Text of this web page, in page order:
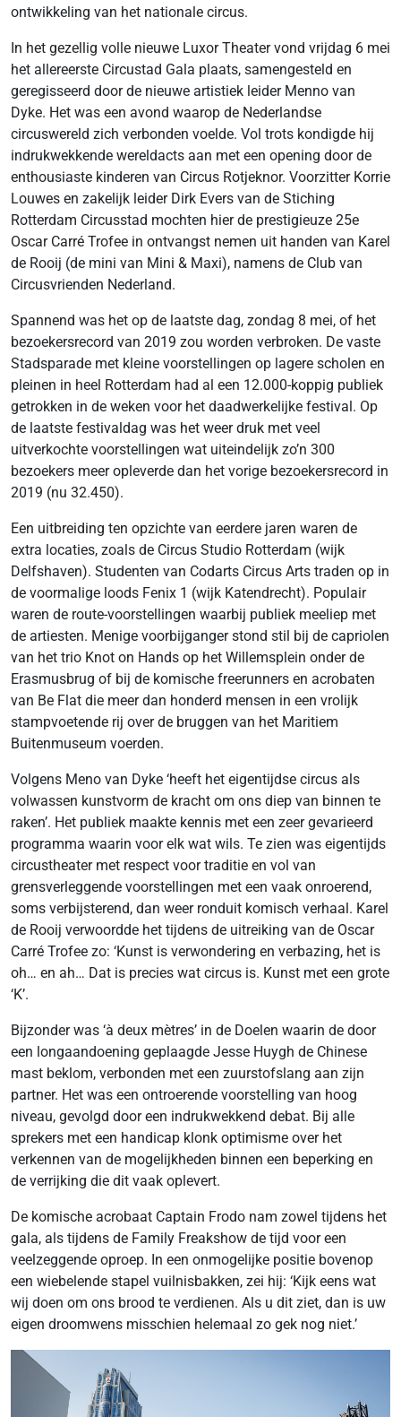
ontwikkeling van het nationale circus.
In het gezellig volle nieuwe Luxor Theater vond vrijdag 6 mei
het allereerste Circustad Gala plaats, samengesteld en
geregisseerd door de nieuwe artistiek leider Menno van
Dyke. Het was een avond waarop de Nederlandse
circuswereld zich verbonden voelde. Vol trots kondigde hij
indrukwekkende wereldacts aan met een opening door de
enthousiaste kinderen van Circus Rotjeknor. Voorzitter Korrie
Louwes en zakelijk leider Dirk Evers van de Stiching
Rotterdam Circusstad mochten hier de prestigieuze 25e
Oscar Carré Trofee in ontvangst nemen uit handen van Karel
de Rooij (de mini van Mini & Maxi), namens de Club van
Circusvrienden Nederland.
Spannend was het op de laatste dag, zondag 8 mei, of het
bezoekersrecord van 2019 zou worden verbroken. De vaste
Stadsparade met kleine voorstellingen op lagere scholen en
pleinen in heel Rotterdam had al een 12.000-koppig publiek
getrokken in de weken voor het daadwerkelijke festival. Op
de laatste festivaldag was het weer druk met veel
uitverkochte voorstellingen wat uiteindelijk zo’n 300
bezoekers meer opleverde dan het vorige bezoekersrecord in
2019 (nu 32.450).
Een uitbreiding ten opzichte van eerdere jaren waren de
extra locaties, zoals de Circus Studio Rotterdam (wijk
Delfshaven). Studenten van Codarts Circus Arts traden op in
de voormalige loods Fenix 1 (wijk Katendrecht). Populair
waren de route-voorstellingen waarbij publiek meeliep met
de artiesten. Menige voorbijganger stond stil bij de capriolen
van het trio Knot on Hands op het Willemsplein onder de
Erasmusbrug of bij de komische freerunners en acrobaten
van Be Flat die meer dan honderd mensen in een vrolijk
stampvoetende rij over de bruggen van het Maritiem
Buitenmuseum voerden.
Volgens Meno van Dyke ‘heeft het eigentijdse circus als
volwassen kunstvorm de kracht om ons diep van binnen te
raken’. Het publiek maakte kennis met een zeer gevarieerd
programma waarin voor elk wat wils. Te zien was eigentijds
circustheater met respect voor traditie en vol van
grensverleggende voorstellingen met een vaak onroerend,
soms verbijsterend, dan weer ronduit komisch verhaal. Karel
de Rooij verwoordde het tijdens de uitreiking van de Oscar
Carré Trofee zo: ‘Kunst is verwondering en verbazing, het is
oh… en ah… Dat is precies wat circus is. Kunst met een grote
‘K’.
Bijzonder was ‘à deux mètres’ in de Doelen waarin de door
een longaandoening geplaagde Jesse Huygh de Chinese
mast beklom, verbonden met een zuurstofslang aan zijn
partner. Het was een ontroerende voorstelling van hoog
niveau, gevolgd door een indrukwekkend debat. Bij alle
sprekers met een handicap klonk optimisme over het
verkennen van de mogelijkheden binnen een beperking en
de verrijking die dit vaak oplevert.
De komische acrobaat Captain Frodo nam zowel tijdens het
gala, als tijdens de Family Freakshow de tijd voor een
veelzeggende oproep. In een onmogelijke positie bovenop
een wiebelende stapel vuilnisbakken, zei hij: ‘Kijk eens wat
wij doen om ons brood te verdienen. Als u dit ziet, dan is uw
eigen droomwens misschien helemaal zo gek nog niet.’